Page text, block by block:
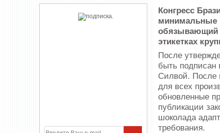
Конгресс
минимальные
обязывающий
этикетках
После
быть
Силвой. После
для всех
обновленные
публикации
шоколада
требования.